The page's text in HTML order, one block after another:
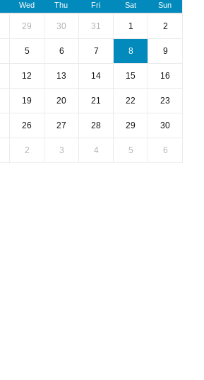
Wed Thu Fri Sat Sun
29 30 31 1 2
5 6 7 8 9
12 13 14 15 16
19 20 21 22 23
26 27 28 29 30
2 3 4 5 6